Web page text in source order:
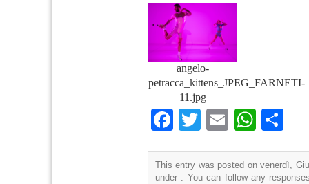
angelo-
petracca_kittens_JPEG_FARNETI-
11.jpg
Facebook
TwitterEmail
This entry was posted on venerdì,
under . You can follow any